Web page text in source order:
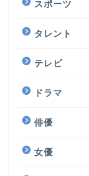
スポーツ
タレント
テレビ
ドラマ
俳優
女優